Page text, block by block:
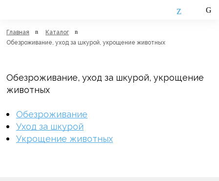
Главная
Каталог
Обезроживание, уход за шкурой, укрощение животных
Обезроживание, уход за шкурой, укрощение
животных
Обезроживание
Уход за шкурой
Укрощение животных